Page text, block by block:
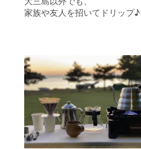
家族や友人を招いてドリップ♪